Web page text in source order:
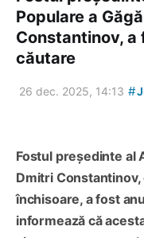
Populare a
Constantinov,
căutare
26 dec. 2025, 14:13 #
Fostul președinte al
Dmitri Constantinov,
închisoare, a fost
informează că